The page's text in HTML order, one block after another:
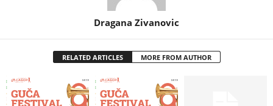
Dragana Zivanovic
RELATED ARTICLES MORE FROM AUTHOR